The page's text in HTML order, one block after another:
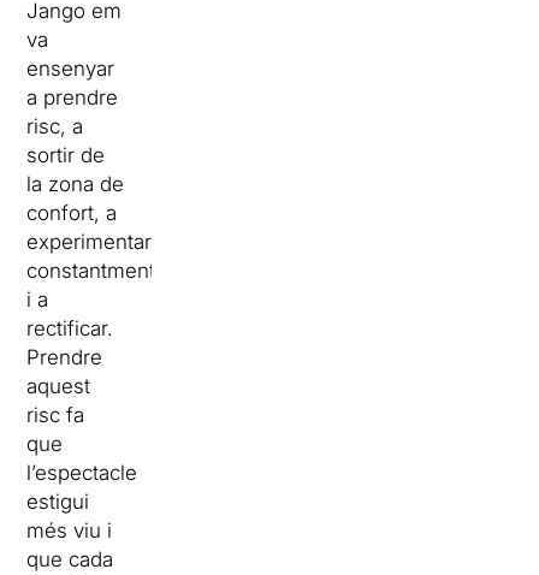
Jango em
va
ensenyar
a prendre
risc, a
sortir de
la zona de
confort, a
experimentar
constantment
i a
rectificar.
Prendre
aquest
risc fa
que
l’espectacle
estigui
més viu i
que cada